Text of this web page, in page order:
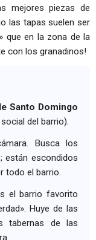
mejores piezas de
las tapas suelen ser
que en la zona de la
con los granadinos!
Santo Domingo
del barrio).
Busca los
; están escondidos
todo el barrio.
el barrio favorito
Huye de las
tabernas de las